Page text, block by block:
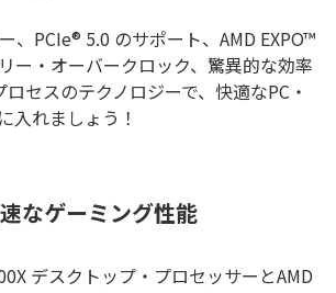
、PCIe® 5.0 のサポート、AMD EXPO™
ー・オーバークロック、驚異的な効率
セスのテクノロジーで、快適なPC・
入れましょう！
なゲーミング性能
デスクトップ・プロセッサーとAMD